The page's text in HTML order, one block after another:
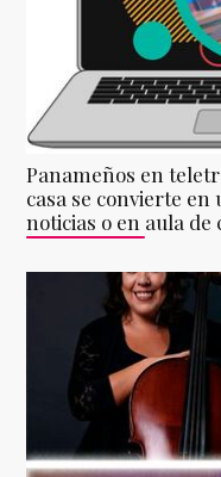
Panameños en
casa se convierte en
noticias o en aula de